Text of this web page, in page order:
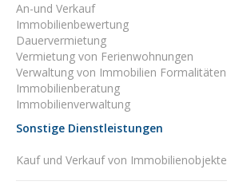
An-und Verkauf
Immobilienbewertung
Dauervermietung
Vermietung von Ferienwohnungen
Verwaltung von Immobilien Formalitäten
Immobilienberatung
Immobilienverwaltung
Sonstige Dienstleistungen
Kauf und Verkauf von Immobilienobjekte